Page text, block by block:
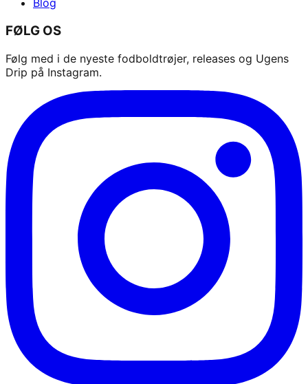
Blog
FØLG OS
Følg med i de nyeste fodboldtrøjer, releases og Ugens
Drip på Instagram.